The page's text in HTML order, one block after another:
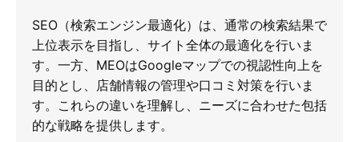
SEO（検索エンジン最適化）は、通常の検索結果で
上位表示を目指し、サイト全体の最適化を行いま
す。一方、MEOはGoogleマップでの視認性向上を
目的とし、店舗情報の管理や口コミ対策を行いま
す。これらの違いを理解し、ニーズに合わせた包括
的な戦略を提供します。